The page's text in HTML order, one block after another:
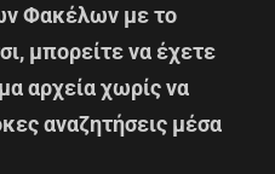
Φακέλων με το
μπορείτε να έχετε
αρχεία χωρίς να
αναζητήσεις μέσα